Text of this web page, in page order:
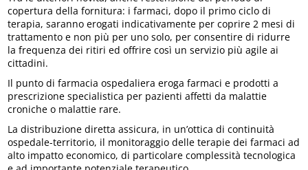
copertura della fornitura: i farmaci, dopo il primo ciclo di
terapia, saranno erogati indicativamente per coprire 2 mesi di
trattamento e non più per uno solo, per consentire di ridurre
la frequenza dei ritiri ed offrire così un servizio più agile ai
cittadini.
Il punto di farmacia ospedaliera eroga farmaci e prodotti a
prescrizione specialistica per pazienti affetti da malattie
croniche o malattie rare.
La distribuzione diretta assicura, in un’ottica di continuità
ospedale-territorio, il monitoraggio delle terapie dei farmaci ad
alto impatto economico, di particolare complessità tecnologica